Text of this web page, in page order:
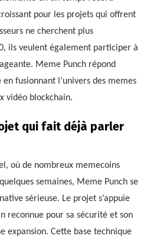
pour les projets qui offrent
ne cherchent plus
ils veulent également participer à
Meme Punch répond
fusionnant l’univers des memes
vidéo blockchain.
qui fait déjà parler
où de nombreux memecoins
semaines, Meme Punch se
sérieuse. Le projet s’appuie
reconnue pour sa sécurité et son
expansion. Cette base technique